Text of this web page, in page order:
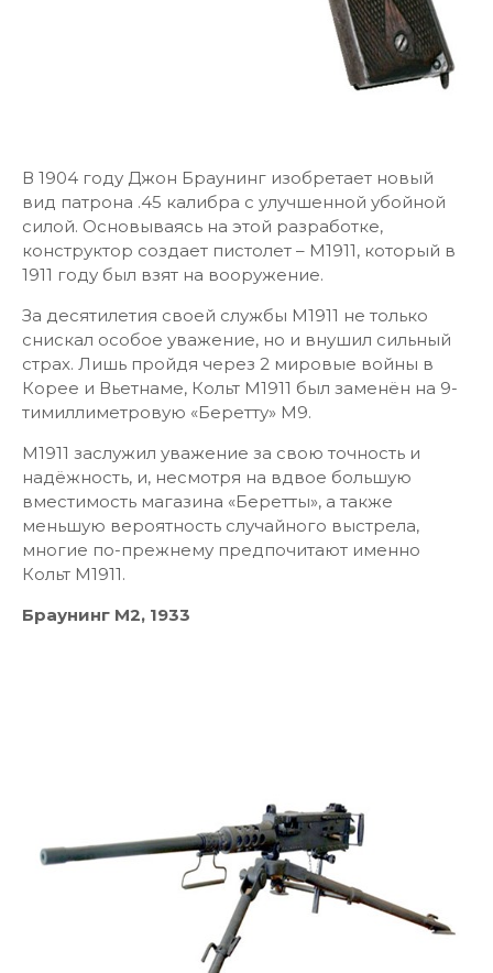
В 1904 году Джон Браунинг изобретает новый
вид патрона .45 калибра с улучшенной убойной
силой. Основываясь на этой разработке,
конструктор создает пистолет – М1911, который в
1911 году был взят на вооружение.
За десятилетия своей службы М1911 не только
снискал особое уважение, но и внушил сильный
страх. Лишь пройдя через 2 мировые войны в
Корее и Вьетнаме, Кольт М1911 был заменён на 9-
тимиллиметровую «Беретту» М9.
М1911 заслужил уважение за свою точность и
надёжность, и, несмотря на вдвое большую
вместимость магазина «Беретты», а также
меньшую вероятность случайного выстрела,
многие по-прежнему предпочитают именно
Кольт М1911.
Браунинг М2, 1933